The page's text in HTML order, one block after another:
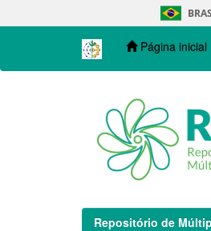
navigation
Página inicial
Repositório de